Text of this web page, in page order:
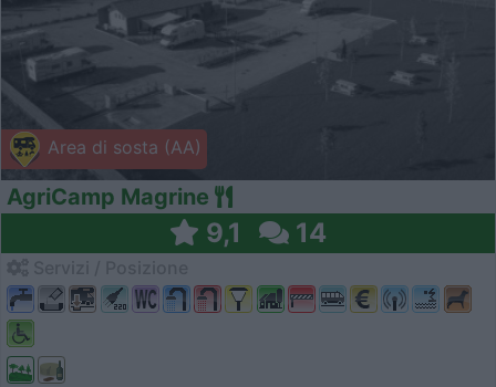
Area di sosta (AA)
AgriCamp Magrine
9,1 14